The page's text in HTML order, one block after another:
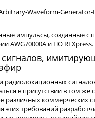
импульсы, созданные
AWG70000A и ПО RFXpress.
сигналов,
радиолокационных
в присутствии в том же
различных коммерческих
этих требований